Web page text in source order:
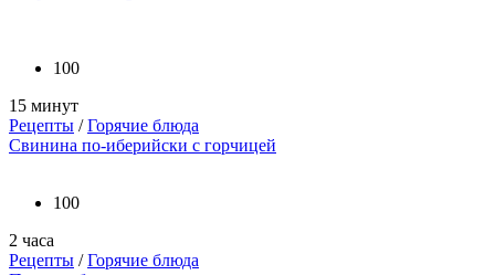
100
15 минут
Рецепты /Горячие блюда
Свинина по-иберийски с горчицей
100
2 часа
Рецепты /Горячие блюда